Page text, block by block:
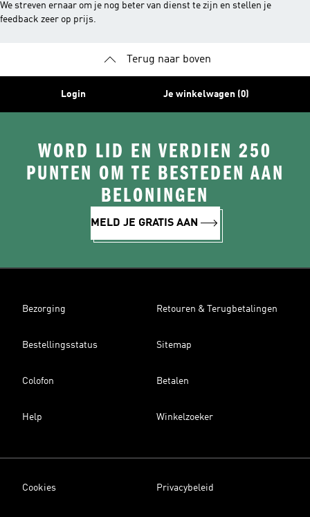
We streven ernaar om je nog beter van dienst te zijn en stellen je
feedback zeer op prijs.
Terug naar boven
Login Je winkelwagen (0)
WORD LID EN VERDIEN 250
PUNTEN OM TE BESTEDEN AAN
BELONINGEN
MELD JE GRATIS AAN
Bezorging Retouren & Terugbetalingen
Bestellingsstatus Sitemap
Colofon Betalen
Help Winkelzoeker
Cookies Privacybeleid